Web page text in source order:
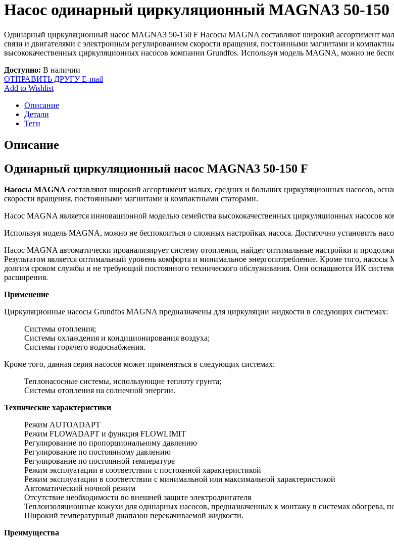
Насос одинарный циркуляционный MAGNA3 50-150
Одинарный циркуляционный насос MAGNA3 50-150 F Насосы MAGNA составляют широкий ассортимент
связи и двигателями с электронным регулированием скорости вращения, постоянными магнитами и
высококачественных циркуляционных насосов компании Grundfos. Используя модель MAGNA, можно не
Доступно: В наличии
ОТПРАВИТЬ ДРУГУ E-mail
Add to Wishlist
Описание
Детали
Теги
Описание
Одинарный циркуляционный насос MAGNA3 50-150 F
Насосы MAGNA составляют широкий ассортимент малых, средних и больших циркуляционных насосов,
скорости вращения, постоянными магнитами и компактными статорами.
Насос MAGNA является инновационной моделью семейства высококачественных циркуляционных насосов
Используя модель MAGNA, можно не беспокоиться о сложных настройках насоса. Достаточно установить
Насос MAGNA автоматически проанализирует систему отопления, найдет оптимальные настройки и
Результатом является оптимальный уровень комфорта и минимальное энергопотребление. Кроме того,
долгим сроком службы и не требующий постоянного технического обслуживания. Они оснащаются ИК
расширения.
Применение
Циркуляционные насосы Grundfos MAGNA предназначены для циркуляции жидкости в следующих системах:
Системы отопления;
Системы охлаждения и кондиционирования воздуха;
Системы горячего водоснабжения.
Кроме того, данная серия насосов может применяться в следующих системах:
Теплонасосные системы, использующие теплоту грунта;
Системы отопления на солнечной энергии.
Технические характеристики
Режим AUTOADAPT
Режим FLOWADAPT и функция FLOWLIMIT
Регулирование по пропорциональному давлению
Регулирование по постоянному давлению
Регулирование по постоянной температуре
Режим эксплуатации в соответствии с постоянной характеристикой
Режим эксплуатации в соответствии с минимальной или максимальной характеристикой
Автоматический ночной режим
Отсутствие необходимости во внешней защите электродвигателя
Теплоизоляционные кожухи для одинарных насосов, предназначенных к монтажу в системах обогрева,
Широкий температурный диапазон перекачиваемой жидкости.
Преимущества